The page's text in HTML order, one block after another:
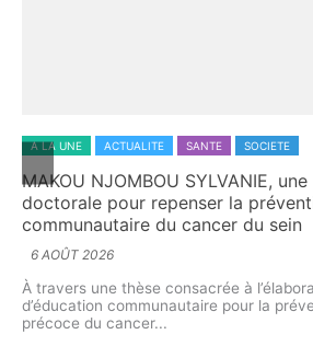
A LA UNE ACTUALITE SANTE SOCIETE
MAKOU NJOMBOU SYLVANIE,
doctorale pour repenser la
communautaire du cancer du sein
6 AOÛT 2026
À travers une thèse consacrée à
d’éducation communautaire pour la
précoce du cancer...